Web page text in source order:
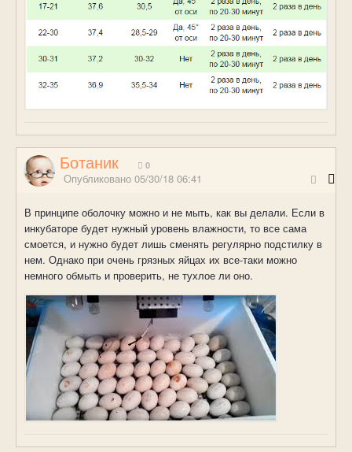
Ботаник 0
Опубликовано 05/30/18 06:41
В принципе оболочку можно и не мыть, как вы делали. Если в
инкубаторе будет нужный уровень влажности, то все сама
смоется, и нужно будет лишь сменять регулярно подстилку в
нем. Однако при очень грязных яйцах их все-таки можно
немного обмыть и проверить, не тухлое ли оно.